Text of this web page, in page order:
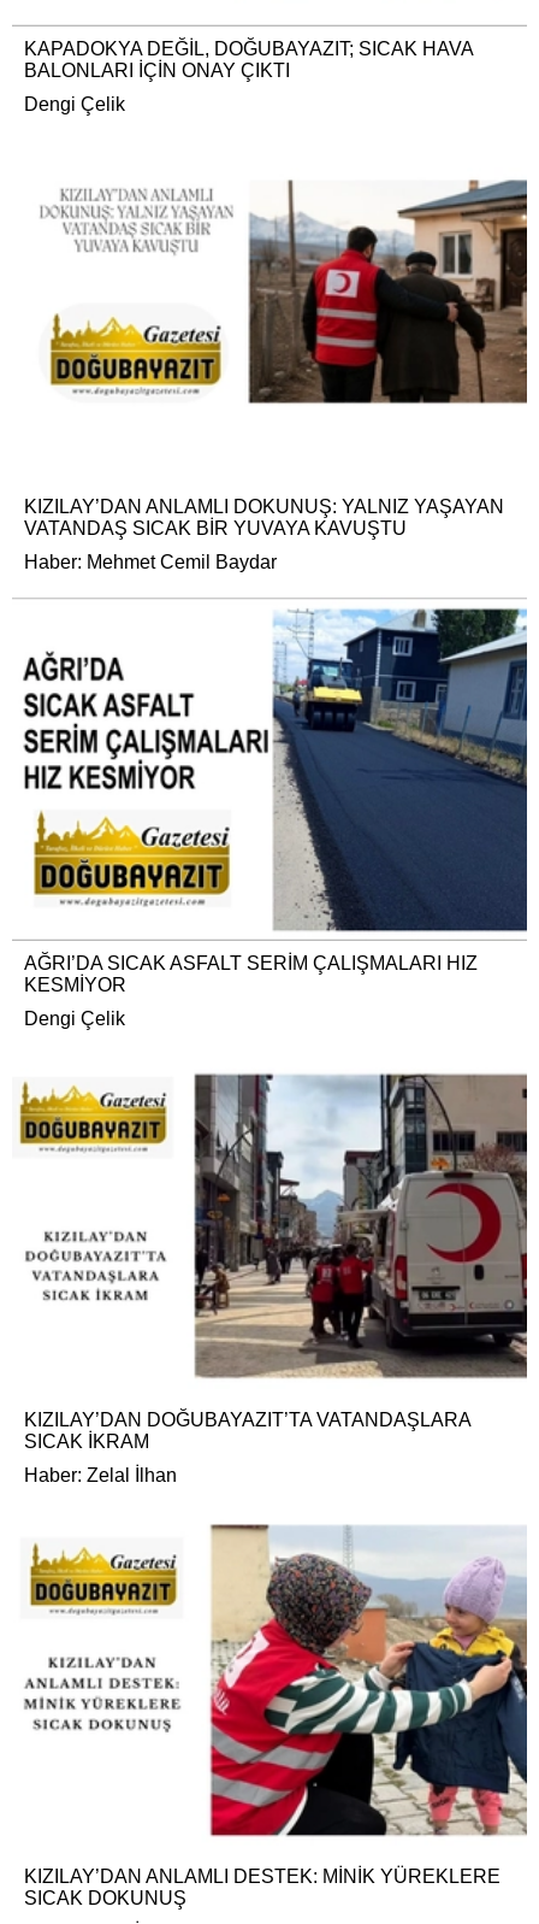
KAPADOKYA DEĞİL, DOĞUBAYAZIT; SICAK HAVA
BALONLARI İÇİN ONAY ÇIKTI
Dengi Çelik
KIZILAY’DAN ANLAMLI DOKUNUŞ: YALNIZ YAŞAYAN
VATANDAŞ SICAK BİR YUVAYA KAVUŞTU
Haber: Mehmet Cemil Baydar
AĞRI’DA SICAK ASFALT SERİM ÇALIŞMALARI HIZ
KESMİYOR
Dengi Çelik
KIZILAY’DAN DOĞUBAYAZIT’TA VATANDAŞLARA
SICAK İKRAM
Haber: Zelal İlhan
KIZILAY’DAN ANLAMLI DESTEK: MİNİK YÜREKLERE
SICAK DOKUNUŞ